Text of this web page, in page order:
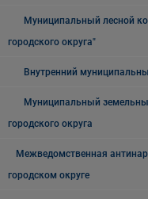
Муниципальный лесной
городского округа"
Внутренний
Муниципальный
городского округа
Межведомственная
городском округе